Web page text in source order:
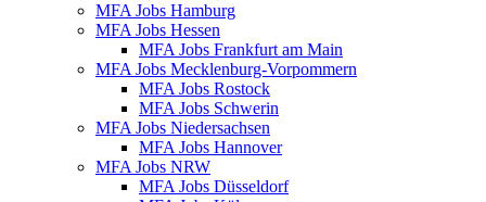
MFA Jobs Hamburg
MFA Jobs Hessen
MFA Jobs Frankfurt am Main
MFA Jobs Mecklenburg-Vorpommern
MFA Jobs Rostock
MFA Jobs Schwerin
MFA Jobs Niedersachsen
MFA Jobs Hannover
MFA Jobs NRW
MFA Jobs Düsseldorf